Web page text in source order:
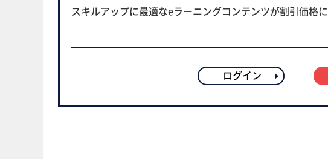
スキルアップに最適なeラーニングコンテンツが割引価格に
ログイン